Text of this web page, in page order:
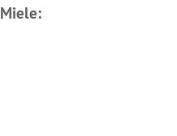
пылесосов Miele